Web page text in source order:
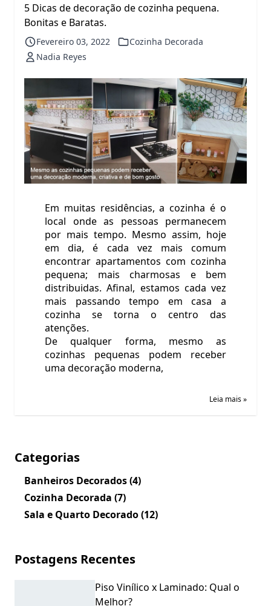
5 Dicas de decoração de cozinha pequena.
Bonitas e Baratas.
Fevereiro 03, 2022
Cozinha Decorada
Nadia Reyes
Em muitas residências, a cozinha é o
local onde as pessoas permanecem
por mais tempo. Mesmo assim, hoje
em dia, é cada vez mais comum
encontrar apartamentos com cozinha
pequena; mais charmosas e bem
distribuidas. Afinal, estamos cada vez
mais passando tempo em casa a
cozinha se torna o centro das
atenções.
De qualquer forma, mesmo as
cozinhas pequenas podem receber
uma decoração moderna,
Leia mais »
Categorias
Banheiros Decorados(4)
Cozinha Decorada (7)
Sala e Quarto Decorado(12)
Postagens Recentes
Piso Vinílico x Laminado: Qual o
Melhor?